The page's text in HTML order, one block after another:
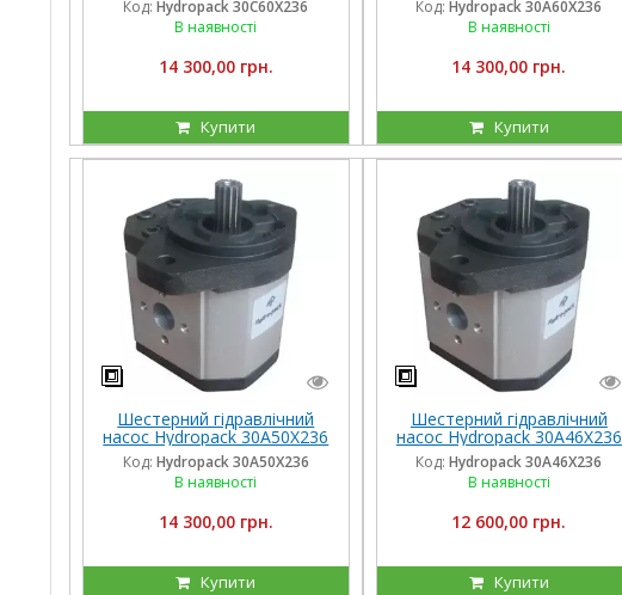
Код: Hydropack 30C60X236
В наявності
14 300,00 грн.
Купити
Код: Hydropack 30A60X236
В наявності
14 300,00 грн.
Купити
Шестерний гідравлічний
насос Hydropack 30A50X236
(50 см3) лівого обертання
Код: Hydropack 30A50X236
В наявності
14 300,00 грн.
Купити
Шестерний гідравлічний
насос Hydropack 30A46X236
(46 см3) лівого обертання
Код: Hydropack 30A46X236
В наявності
12 600,00 грн.
Купити